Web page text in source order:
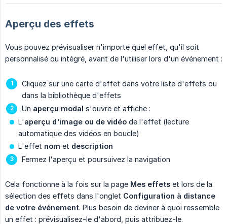
Aperçu des effets
Vous pouvez prévisualiser n'importe quel effet, qu'il soit
personnalisé ou intégré, avant de l'utiliser lors d'un événement :
Cliquez sur une carte d'effet dans votre liste d'effets ou
dans la bibliothèque d'effets
Un aperçu modal s'ouvre et affiche :
L'aperçu d'image ou de vidéo de l'effet (lecture
automatique des vidéos en boucle)
L'effet nom et description
Fermez l'aperçu et poursuivez la navigation
Cela fonctionne à la fois sur la page Mes effets et lors de la
sélection des effets dans l'onglet Configuration à distance
de votre événement. Plus besoin de deviner à quoi ressemble
un effet : prévisualisez-le d'abord, puis attribuez-le.